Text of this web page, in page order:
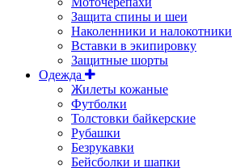
Защита спины и шеи
Наколенники и налокотники
Вставки в экипировку
Защитные шорты
Одежда
Жилеты кожаные
Футболки
Толстовки байкерские
Рубашки
Безрукавки
Бейсболки и шапки